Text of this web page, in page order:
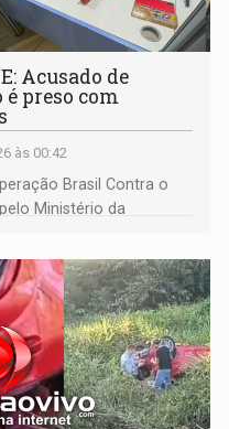
Acusado de
preso com
às 00:42
Brasil Contra o
Ministério da